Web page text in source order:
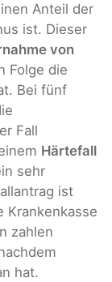
Anteil der
ist. Dieser
von
Folge die
Bei fünf
Fall
Härtefall
sehr
ist
Krankenkasse
zahlen
hat.